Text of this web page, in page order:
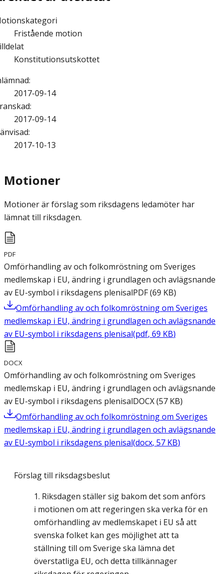
Fristående motion
Konstitutionsutskottet
:
2017-09-14
:
2017-09-14
:
2017-10-13
Motioner
Motioner är förslag som riksdagens ledamöter har
lämnat till riksdagen.
PDF
Omförhandling av och folkomröstning om Sveriges
medlemskap i EU, ändring i grundlagen och avlägsnande
av EU-symbol i riksdagens plenisalPDF(69 KB)
Omförhandling av och folkomröstning om Sveriges
medlemskap i EU, ändring i grundlagen och avlägsnande
av EU-symbol i riksdagens plenisal(pdf, 69 KB)
DOCX
Omförhandling av och folkomröstning om Sveriges
medlemskap i EU, ändring i grundlagen och avlägsnande
av EU-symbol i riksdagens plenisalDOCX(57 KB)
Omförhandling av och folkomröstning om Sveriges
medlemskap i EU, ändring i grundlagen och avlägsnande
av EU-symbol i riksdagens plenisal(docx, 57 KB)
Förslag till riksdagsbeslut
Riksdagen ställer sig bakom det som anförs
i motionen om att regeringen ska verka för en
omförhandling av medlemskapet i EU så att
svenska folket kan ges möjlighet att ta
ställning till om Sverige ska lämna det
överstatliga EU, och detta tillkännager